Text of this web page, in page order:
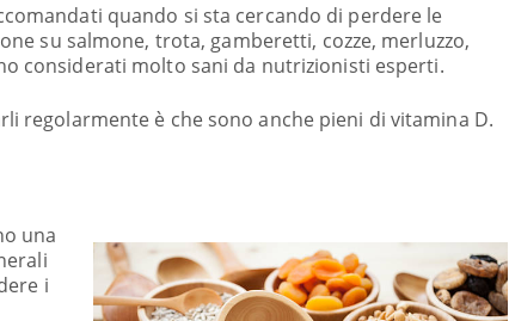
quando si sta cercando di perdere le
su salmone, trota, gamberetti, cozze, merluzzo,
considerati molto sani da nutrizionisti esperti.
regolarmente è che sono anche pieni di vitamina D.
una
i